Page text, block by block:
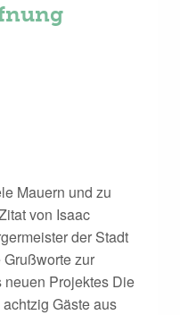
Mauern und zu
von Isaac
der Stadt
zur
Projektes Die
Gäste aus